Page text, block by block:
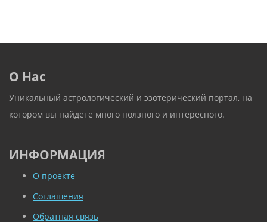
О Нас
Уникальный астрологический и эзотерический портал, на
котором вы найдете много ползного и интересного.
ИНФОРМАЦИЯ
О проекте
Соглашения
Обратная связь